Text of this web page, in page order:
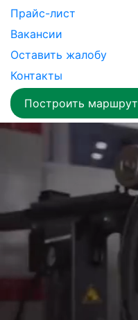
Прайс-лист
Вакансии
Оставить жалобу
Контакты
Построить маршрут